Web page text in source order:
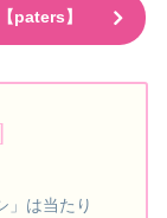
paters】
」は当たり